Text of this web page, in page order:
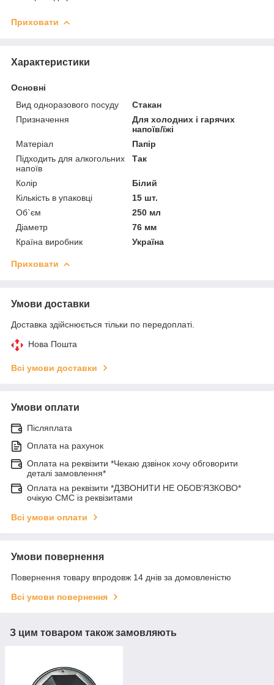
Приховати
Характеристики
Основні
Вид одноразового посуду
Стакан
Призначення
Для холодних і гарячих
напоїв/їжі
Матеріал
Папір
Підходить для алкогольних
напоїв
Так
Колір
Білий
Кількість в упаковці
15 шт.
Об`єм
250 мл
Діаметр
76 мм
Країна виробник
Україна
Приховати
Умови доставки
Доставка здійснюється тільки по передоплаті.
Нова Пошта
Всі умови доставки
Умови оплати
Післяплата
Оплата на рахунок
Оплата на реквізити *Чекаю дзвінок хочу обговорити
деталі замовлення*
Оплата на реквізити *ДЗВОНИТИ НЕ ОБОВ'ЯЗКОВО*
очікую СМС із реквізитами
Всі умови оплати
Умови повернення
Повернення товару впродовж 14 днів за домовленістю
Всі умови повернення
З цим товаром також замовляють